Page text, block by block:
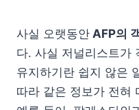
사실 오랫동안 AFP의
다. 사실 저널리스트가
유지하기란 쉽지 않은
따라 같은 정보가 전혀